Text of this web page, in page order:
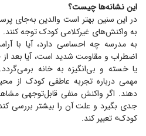
این نشانه‌ها چیست؟
در این سنین بهتر است والدین به‌جای
به واکنش‌های غیرکلامی کودک توجه کنند.
به مدرسه چه احساسی دارد، آیا با
اضطراب و مقاومت شدید است، آیا بعد
یا خسته و بی‌انگیزه به خانه
مهمی درباره تجربه عاطفی کودک از
دهند. اگر واکنش منفی قابل‌توجهی
جدی بگیرد و علت آن را بیشتر بررسی
کودک» تعبیر کند.